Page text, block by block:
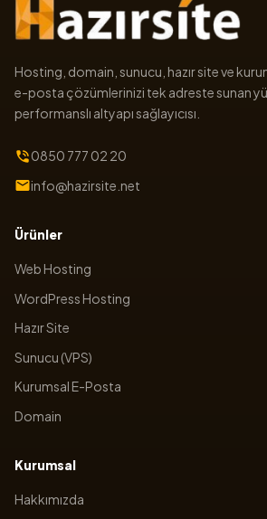
Hosting, domain, sunucu, hazır site ve
e-posta çözümlerinizi tek adreste sunan
performanslı altyapı sağlayıcısı.
0850 777 02 20
info@hazirsite.net
Ürünler
Web Hosting
WordPress Hosting
Hazır Site
Sunucu (VPS)
Kurumsal E-Posta
Domain
Kurumsal
Hakkımızda